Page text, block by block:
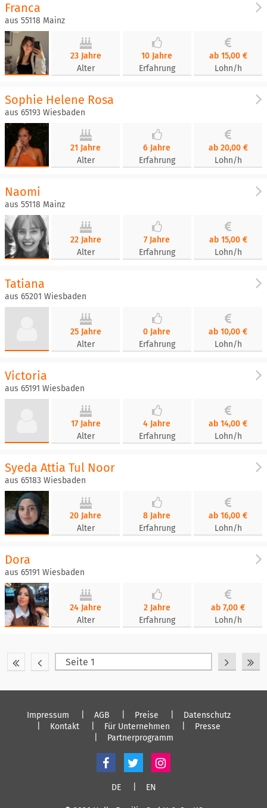
Franca
aus 55118 Mainz
23 Jahre
Alter
10 Jahre
Erfahrung
ab 15,00 €
Lohn/h
Sophie Helene Rosa
aus 65193 Wiesbaden
21 Jahre
Alter
6 Jahre
Erfahrung
ab 20,00 €
Lohn/h
Naomi
aus 55118 Mainz
22 Jahre
Alter
7 Jahre
Erfahrung
ab 15,00 €
Lohn/h
Tatiana
aus 65201 Wiesbaden
25 Jahre
Alter
0 Jahre
Erfahrung
ab 10,00 €
Lohn/h
Victoria
aus 65191 Wiesbaden
17 Jahre
Alter
4 Jahre
Erfahrung
ab 14,00 €
Lohn/h
Syeda Attia Tul Noor
aus 65183 Wiesbaden
20 Jahre
Alter
8 Jahre
Erfahrung
ab 16,00 €
Lohn/h
Dora
aus 65191 Wiesbaden
24 Jahre
Alter
2 Jahre
Erfahrung
ab 7,00 €
Lohn/h
Impressum AGB Preise
Datenschutz
Kontakt
Für Unternehmen
Presse
Partnerprogramm
DE EN